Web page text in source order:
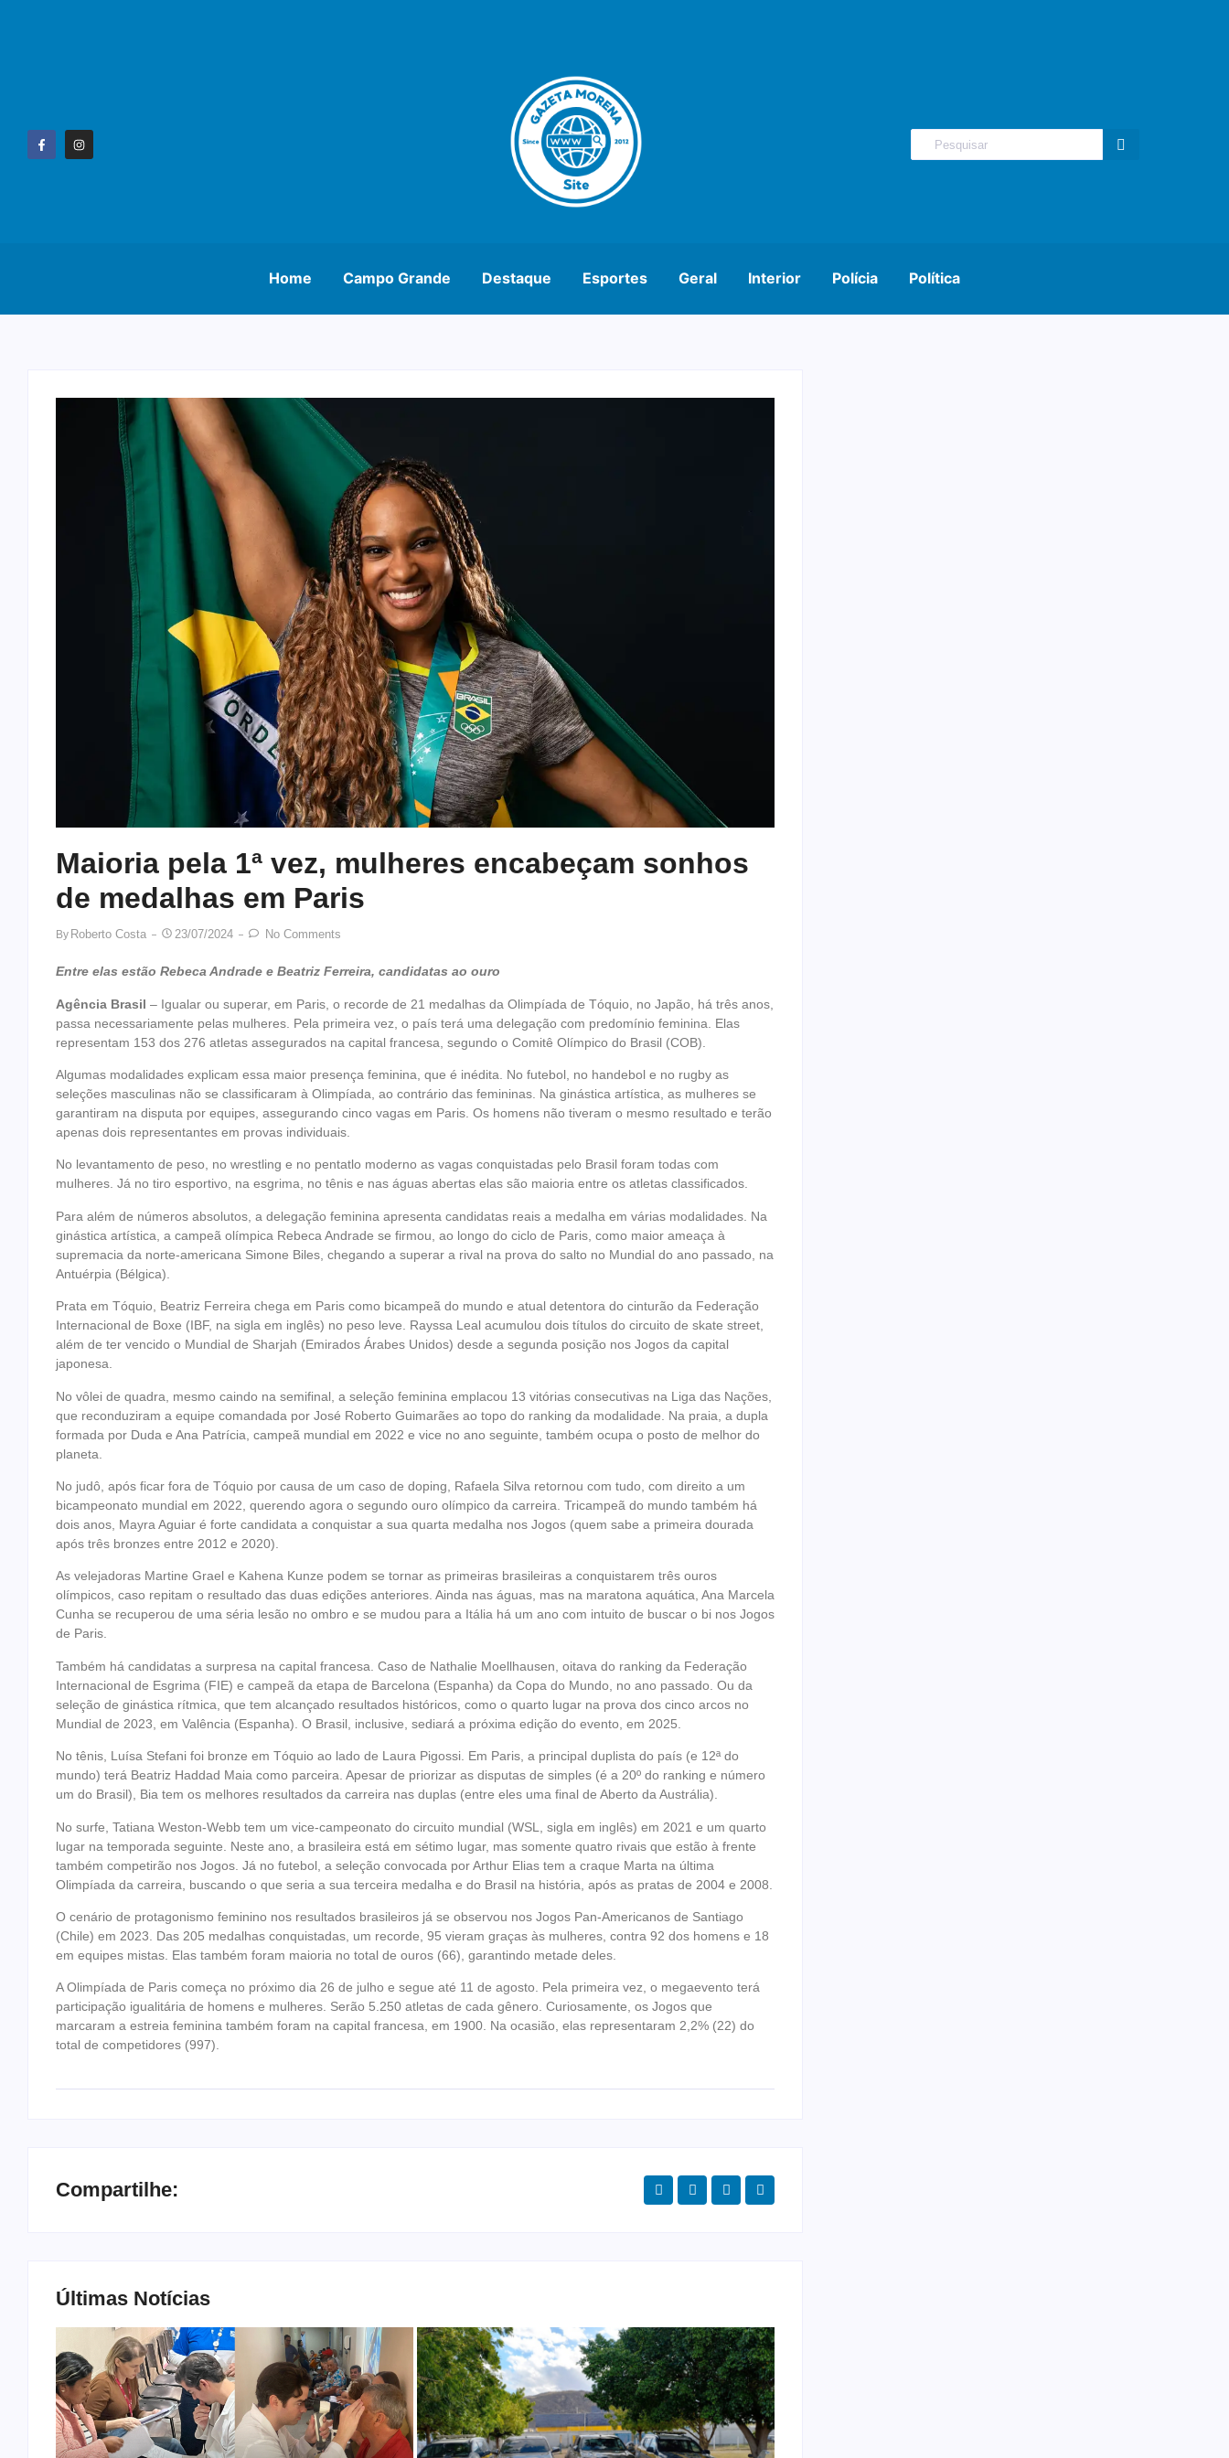
Home Campo Grande Destaque Esportes Geral Interior Polícia Política
Maioria pela 1ª vez, mulheres encabeçam sonhos
de medalhas em Paris
By Roberto Costa 23/07/2024 No Comments
Entre elas estão Rebeca Andrade e Beatriz Ferreira, candidatas ao ouro
Agência Brasil – Igualar ou superar, em Paris, o recorde de 21 medalhas da Olimpíada de Tóquio, no Japão, há três anos,
passa necessariamente pelas mulheres. Pela primeira vez, o país terá uma delegação com predomínio feminina. Elas
representam 153 dos 276 atletas assegurados na capital francesa, segundo o Comitê Olímpico do Brasil (COB).
Algumas modalidades explicam essa maior presença feminina, que é inédita. No futebol, no handebol e no rugby as
seleções masculinas não se classificaram à Olimpíada, ao contrário das femininas. Na ginástica artística, as mulheres se
garantiram na disputa por equipes, assegurando cinco vagas em Paris. Os homens não tiveram o mesmo resultado e terão
apenas dois representantes em provas individuais.
No levantamento de peso, no wrestling e no pentatlo moderno as vagas conquistadas pelo Brasil foram todas com
mulheres. Já no tiro esportivo, na esgrima, no tênis e nas águas abertas elas são maioria entre os atletas classificados.
Para além de números absolutos, a delegação feminina apresenta candidatas reais a medalha em várias modalidades. Na
ginástica artística, a campeã olímpica Rebeca Andrade se firmou, ao longo do ciclo de Paris, como maior ameaça à
supremacia da norte-americana Simone Biles, chegando a superar a rival na prova do salto no Mundial do ano passado, na
Antuérpia (Bélgica).
Prata em Tóquio, Beatriz Ferreira chega em Paris como bicampeã do mundo e atual detentora do cinturão da Federação
Internacional de Boxe (IBF, na sigla em inglês) no peso leve. Rayssa Leal acumulou dois títulos do circuito de skate street,
além de ter vencido o Mundial de Sharjah (Emirados Árabes Unidos) desde a segunda posição nos Jogos da capital
japonesa.
No vôlei de quadra, mesmo caindo na semifinal, a seleção feminina emplacou 13 vitórias consecutivas na Liga das Nações,
que reconduziram a equipe comandada por José Roberto Guimarães ao topo do ranking da modalidade. Na praia, a dupla
formada por Duda e Ana Patrícia, campeã mundial em 2022 e vice no ano seguinte, também ocupa o posto de melhor do
planeta.
No judô, após ficar fora de Tóquio por causa de um caso de doping, Rafaela Silva retornou com tudo, com direito a um
bicampeonato mundial em 2022, querendo agora o segundo ouro olímpico da carreira. Tricampeã do mundo também há
dois anos, Mayra Aguiar é forte candidata a conquistar a sua quarta medalha nos Jogos (quem sabe a primeira dourada
após três bronzes entre 2012 e 2020).
As velejadoras Martine Grael e Kahena Kunze podem se tornar as primeiras brasileiras a conquistarem três ouros
olímpicos, caso repitam o resultado das duas edições anteriores. Ainda nas águas, mas na maratona aquática, Ana Marcela
Cunha se recuperou de uma séria lesão no ombro e se mudou para a Itália há um ano com intuito de buscar o bi nos Jogos
de Paris.
Também há candidatas a surpresa na capital francesa. Caso de Nathalie Moellhausen, oitava do ranking da Federação
Internacional de Esgrima (FIE) e campeã da etapa de Barcelona (Espanha) da Copa do Mundo, no ano passado. Ou da
seleção de ginástica rítmica, que tem alcançado resultados históricos, como o quarto lugar na prova dos cinco arcos no
Mundial de 2023, em Valência (Espanha). O Brasil, inclusive, sediará a próxima edição do evento, em 2025.
No tênis, Luísa Stefani foi bronze em Tóquio ao lado de Laura Pigossi. Em Paris, a principal duplista do país (e 12ª do
mundo) terá Beatriz Haddad Maia como parceira. Apesar de priorizar as disputas de simples (é a 20º do ranking e número
um do Brasil), Bia tem os melhores resultados da carreira nas duplas (entre eles uma final de Aberto da Austrália).
No surfe, Tatiana Weston-Webb tem um vice-campeonato do circuito mundial (WSL, sigla em inglês) em 2021 e um quarto
lugar na temporada seguinte. Neste ano, a brasileira está em sétimo lugar, mas somente quatro rivais que estão à frente
também competirão nos Jogos. Já no futebol, a seleção convocada por Arthur Elias tem a craque Marta na última
Olimpíada da carreira, buscando o que seria a sua terceira medalha e do Brasil na história, após as pratas de 2004 e 2008.
O cenário de protagonismo feminino nos resultados brasileiros já se observou nos Jogos Pan-Americanos de Santiago
(Chile) em 2023. Das 205 medalhas conquistadas, um recorde, 95 vieram graças às mulheres, contra 92 dos homens e 18
em equipes mistas. Elas também foram maioria no total de ouros (66), garantindo metade deles.
A Olimpíada de Paris começa no próximo dia 26 de julho e segue até 11 de agosto. Pela primeira vez, o megaevento terá
participação igualitária de homens e mulheres. Serão 5.250 atletas de cada gênero. Curiosamente, os Jogos que
marcaram a estreia feminina também foram na capital francesa, em 1900. Na ocasião, elas representaram 2,2% (22) do
total de competidores (997).
Compartilhe:
Últimas Notícias